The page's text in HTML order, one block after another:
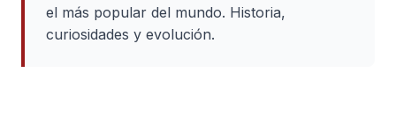
el más popular del mundo. Historia,
curiosidades y evolución.